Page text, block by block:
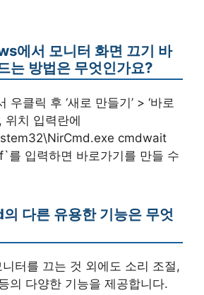
에서 모니터 화면 끄기 바
는 방법은 무엇인가요?
우클릭 후 ‘새로 만들기’ > ‘바로
위치 입력란에
cmdwait
입력하면 바로가기를 만들 수
다른 유용한 기능은 무엇
터를 끄는 것 외에도 소리 조절,
의 다양한 기능을 제공합니다.